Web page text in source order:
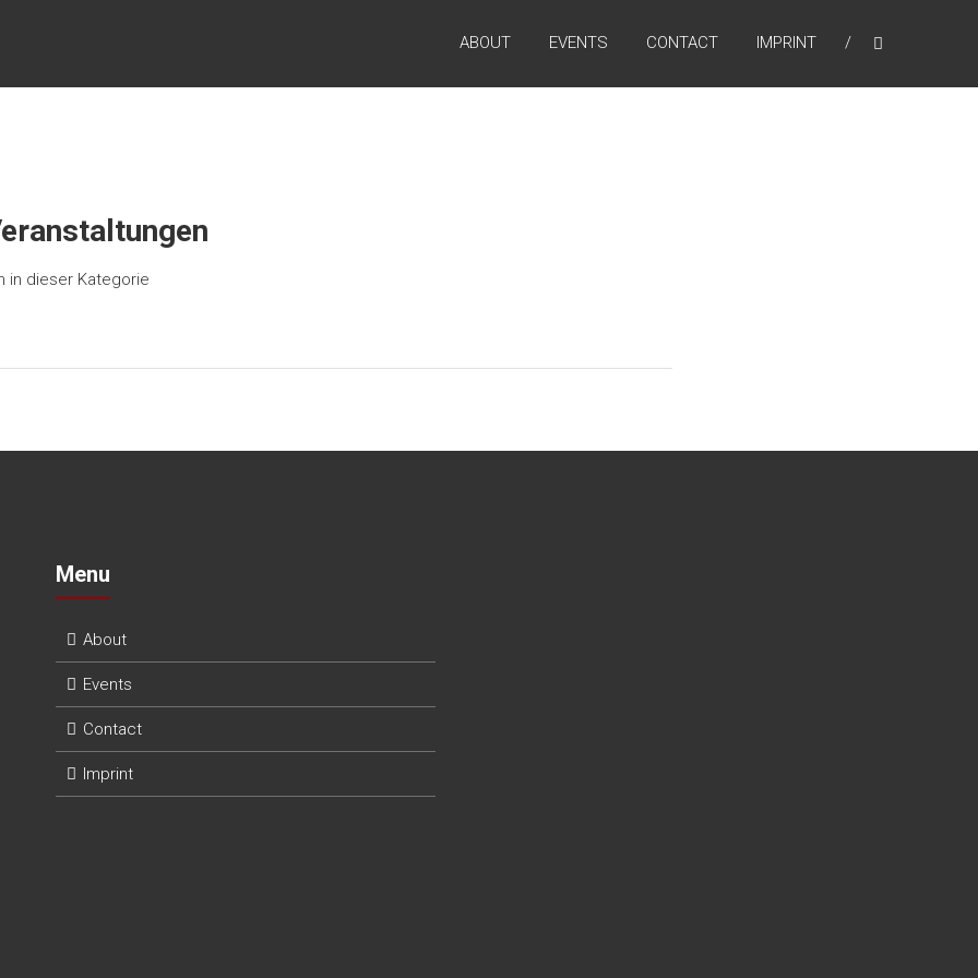
ABOUT EVENTS CONTACT IMPRINT
in dieser Kategorie
Menu
About
Events
Contact
Imprint